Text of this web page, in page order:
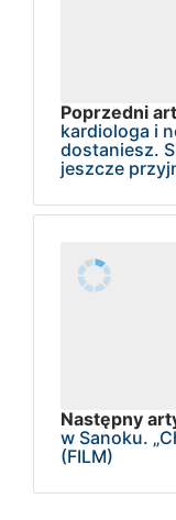
Poprzedni
kardiologa i
dostaniesz.
jeszcze
Następny
w Sanoku.
(FILM)